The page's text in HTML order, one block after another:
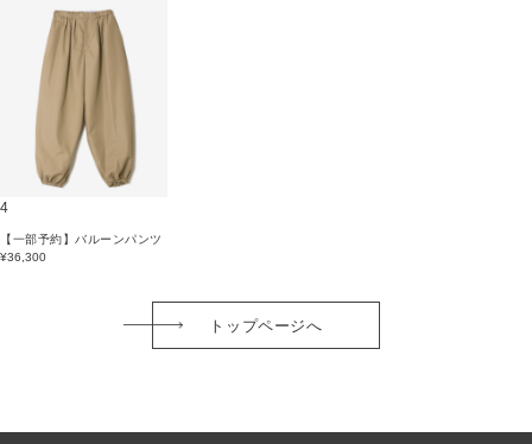
4
【一部予約】バルーンパンツ
¥36,300
トップページへ